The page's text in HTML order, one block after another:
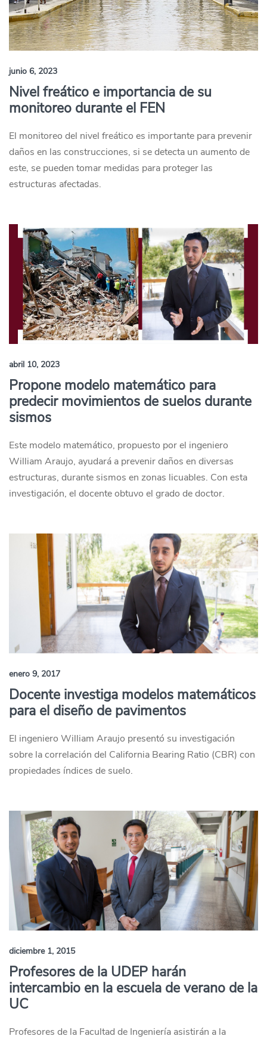
junio 6, 2023
Nivel freático e importancia de su
monitoreo durante el FEN
El monitoreo del nivel freático es importante para prevenir
daños en las construcciones, si se detecta un aumento de
este, se pueden tomar medidas para proteger las
estructuras afectadas.
abril 10, 2023
Propone modelo matemático para
predecir movimientos de suelos durante
sismos
Este modelo matemático, propuesto por el ingeniero
William Araujo, ayudará a prevenir daños en diversas
estructuras, durante sismos en zonas licuables. Con esta
investigación, el docente obtuvo el grado de doctor.
enero 9, 2017
Docente investiga modelos matemáticos
para el diseño de pavimentos
El ingeniero William Araujo presentó su investigación
sobre la correlación del California Bearing Ratio (CBR) con
propiedades índices de suelo.
diciembre 1, 2015
Profesores de la UDEP harán
intercambio en la escuela de verano de la
UC
Profesores de la Facultad de Ingeniería asistirán a la